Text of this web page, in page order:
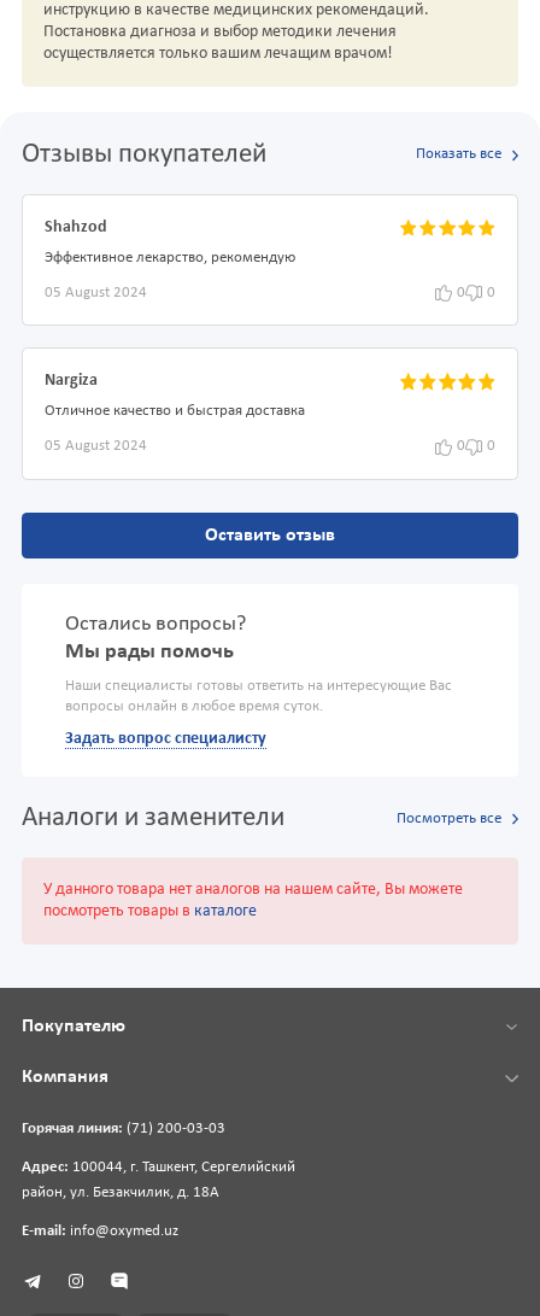
инструкцию в качестве медицинских рекомендаций.
Постановка диагноза и выбор методики лечения
осуществляется только вашим лечащим врачом!
Отзывы покупателей Показать все
Shahzod
Эффективное лекарство, рекомендую
05 August 2024 0 0
Nargiza
Отличное качество и быстрая доставка
05 August 2024 0 0
Оставить отзыв
Остались вопросы?
Мы рады помочь
Наши специалисты готовы ответить на интересующие Вас
вопросы онлайн в любое время суток.
Задать вопрос специалисту
Аналоги и заменители Посмотреть все
У данного товара нет аналогов на нашем сайте, Вы можете
посмотреть товары в каталоге
Горячая линия: (71) 200-03-03
Адрес: 100044, г. Ташкент, Сергелийский
район, ул. Безакчилик, д. 18А
E-mail: info@oxymed.uz
Покупателю
Компания